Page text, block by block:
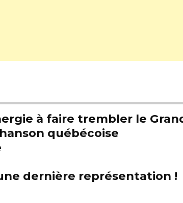
à faire trembler le
québécoise
dernière représentation !